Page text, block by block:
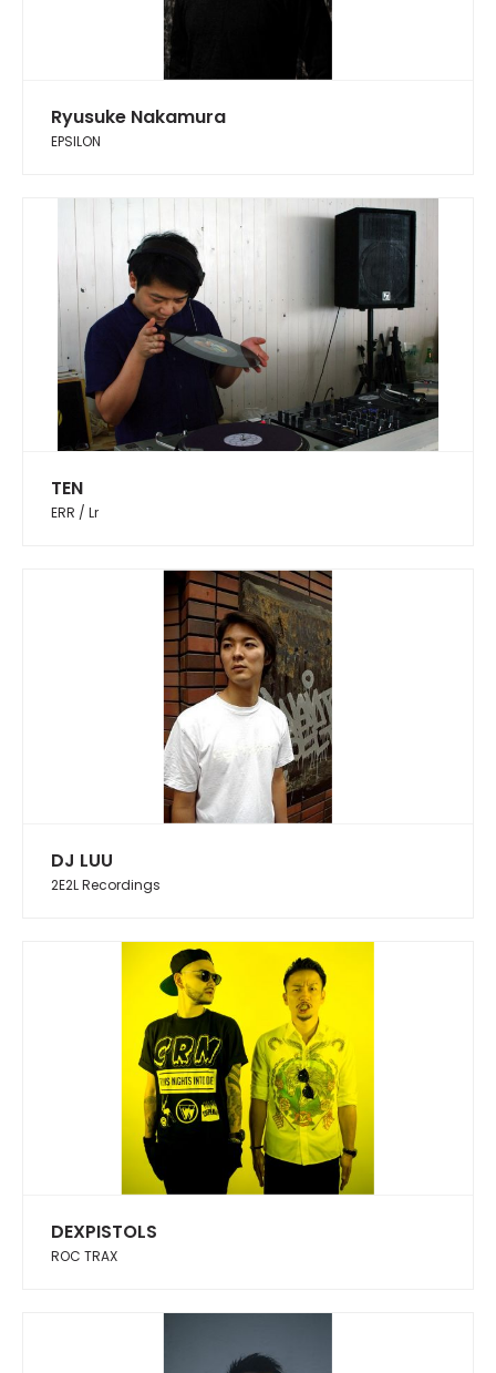
Ryusuke Nakamura
EPSILON
TEN
ERR / Lr
DJ LUU
2E2L Recordings
DEXPISTOLS
ROC TRAX